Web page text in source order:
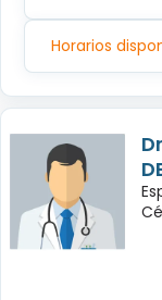
Horarios